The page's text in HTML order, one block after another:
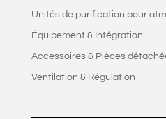
Unités de purification pour
Équipement & Intégration
Accessoires & Pièces
Ventilation & Régulation